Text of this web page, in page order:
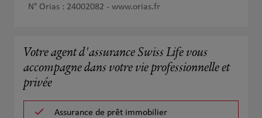
N° Orias : 24002082 - www.orias.fr
Votre agent d'assurance Swiss Life vous
accompagne dans votre vie professionnelle et
privée
Assurance de prêt immobilier